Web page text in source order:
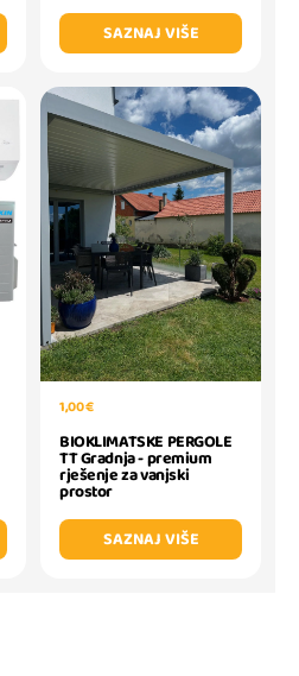
SAZNAJ VIŠE
1,00 €
BIOKLIMATSKE PERGOLE
TT Gradnja - premium
rješenje za vanjski
prostor
SAZNAJ VIŠE